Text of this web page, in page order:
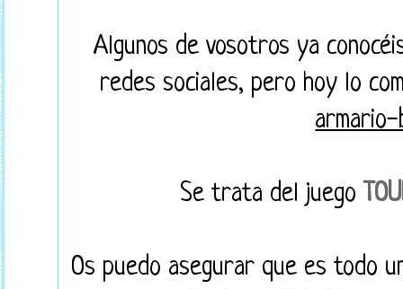
Algunos de vosotros ya
redes sociales, pero hoy lo
armario-
Se trata del juego
Os puedo asegurar que es todo